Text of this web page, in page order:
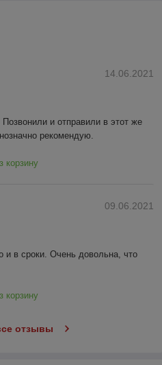
14.06.2021
и отправили в этот же
рекомендую.
корзину
09.06.2021
в сроки. Очень довольна, что
корзину
отзывы